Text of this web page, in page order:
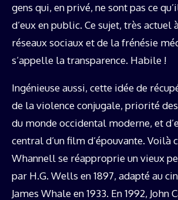
gens qui, en privé, ne sont pas ce
d’eux en public. Ce sujet, très actuel
réseaux sociaux et de la frénésie
s’appelle la transparence. Habile !
Ingénieuse aussi, cette idée de
de la violence conjugale, priorité
du monde occidental moderne, et
central d’un film d’épouvante. Voilà
Whannell se réapproprie un vieux
par H.G. Wells en 1897, adapté au
James Whale en 1933. En 1992, John